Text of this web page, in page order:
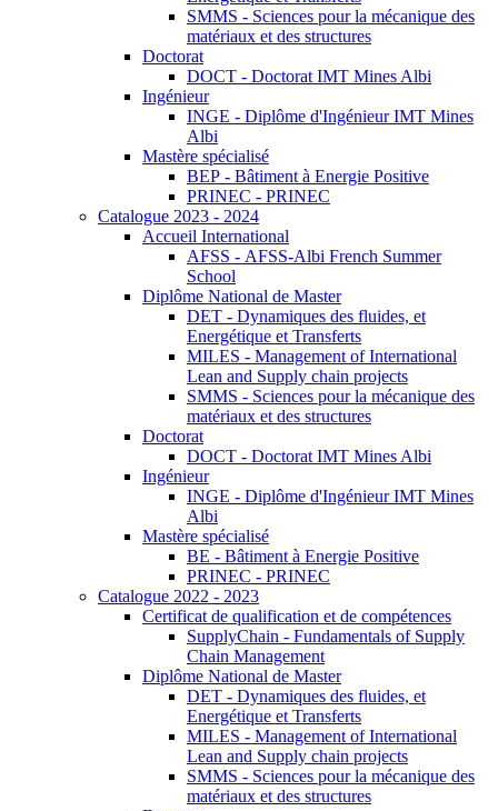
SMMS - Sciences pour la mécanique des
matériaux et des structures
Doctorat
DOCT - Doctorat IMT Mines Albi
Ingénieur
INGE - Diplôme d'Ingénieur IMT Mines
Albi
Mastère spécialisé
BEP - Bâtiment à Energie Positive
PRINEC - PRINEC
Catalogue 2023 - 2024
Accueil International
AFSS - AFSS-Albi French Summer
School
Diplôme National de Master
DET - Dynamiques des fluides, et
Energétique et Transferts
MILES - Management of International
Lean and Supply chain projects
SMMS - Sciences pour la mécanique des
matériaux et des structures
Doctorat
DOCT - Doctorat IMT Mines Albi
Ingénieur
INGE - Diplôme d'Ingénieur IMT Mines
Albi
Mastère spécialisé
BE - Bâtiment à Energie Positive
PRINEC - PRINEC
Catalogue 2022 - 2023
Certificat de qualification et de compétences
SupplyChain - Fundamentals of Supply
Chain Management
Diplôme National de Master
DET - Dynamiques des fluides, et
Energétique et Transferts
MILES - Management of International
Lean and Supply chain projects
SMMS - Sciences pour la mécanique des
matériaux et des structures